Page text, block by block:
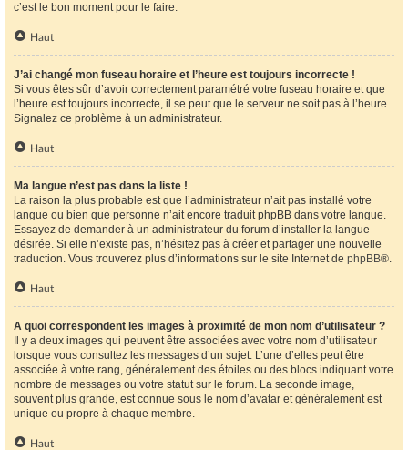
c’est le bon moment pour le faire.
Haut
J’ai changé mon fuseau horaire et l’heure est toujours incorrecte !
Si vous êtes sûr d’avoir correctement paramétré votre fuseau horaire et que
l’heure est toujours incorrecte, il se peut que le serveur ne soit pas à l’heure.
Signalez ce problème à un administrateur.
Haut
Ma langue n’est pas dans la liste !
La raison la plus probable est que l’administrateur n’ait pas installé votre
langue ou bien que personne n’ait encore traduit phpBB dans votre langue.
Essayez de demander à un administrateur du forum d’installer la langue
désirée. Si elle n’existe pas, n’hésitez pas à créer et partager une nouvelle
traduction. Vous trouverez plus d’informations sur le site Internet de phpBB®.
Haut
A quoi correspondent les images à proximité de mon nom d’utilisateur ?
Il y a deux images qui peuvent être associées avec votre nom d’utilisateur
lorsque vous consultez les messages d’un sujet. L’une d’elles peut être
associée à votre rang, généralement des étoiles ou des blocs indiquant votre
nombre de messages ou votre statut sur le forum. La seconde image,
souvent plus grande, est connue sous le nom d’avatar et généralement est
unique ou propre à chaque membre.
Haut